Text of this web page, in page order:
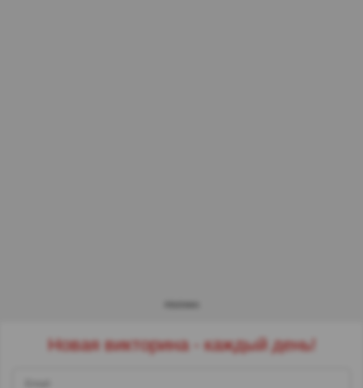
Новая викторина - каждый день!